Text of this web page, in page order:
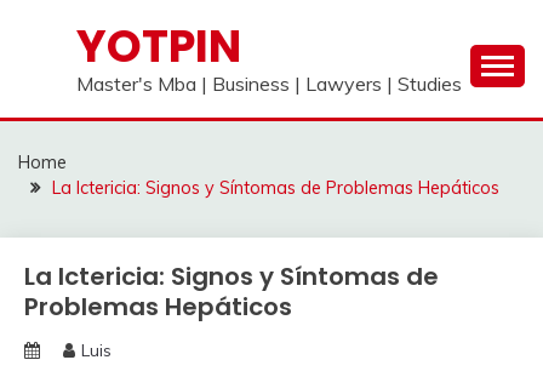
YOTPIN
Master's Mba | Business | Lawyers | Studies
Home
La Ictericia: Signos y Síntomas de Problemas Hepáticos
La Ictericia: Signos y Síntomas de
Problemas Hepáticos
Luis